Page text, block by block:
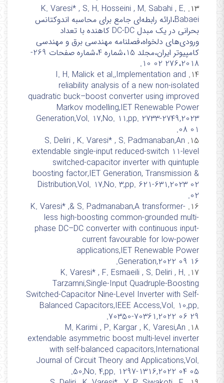
۱۳. K. Varesi* , S. H. Hosseini , M. Sabahi , E.
Babaei،ارائه رابطه‌ای جامع برای محاسبه اندوکتانس
بحرانی در یک مبدل DC-DC کاهنده با تعداد
ورودی‌های دلخواه،فصلنامه مهندسی برق و مهندسی
کامپيوتر ايران،مجلد 15،شماره 4،شماره صفحات 269-
276،2018 02 10.
14.
I. H. Malick et al.,Implementation and
reliability analysis of a new non-isolated
quadratic buck–boost converter using improved
Markov modelling,IET Renewable Power
Generation,Vol. 17,No. 11,pp. 2733-2749,2023
08 01.
15.
S. Deliri , K. Varesi* , S. Padmanaban,An
extendable single-input reduced-switch 11-level
switched-capacitor inverter with quintuple
boosting factor,IET Generation, Transmission &
Distribution,Vol. 17,No. 3,pp. 621-631,2023 02
02.
16.
K. Varesi* ,& S. Padmanaban,A transformer-
less high-boosting common-grounded multi-
phase DC–DC converter with continuous input-
current favourable for low-power
applications,IET Renewable Power
Generation,2022 09 16.
17.
K. Varesi* , F. Esmaeili , S. Deliri , H.
Tarzamni,Single-Input Quadruple-Boosting
Switched-Capacitor Nine-Level Inverter with Self-
Balanced Capacitors,IEEE Access,Vol. 10,pp.
70350-70361,2022 06 29.
18.
M. Karimi , P. Kargar , K. Varesi,An
extendable asymmetric boost multi-level inverter
with self-balanced capacitors,International
Journal of Circuit Theory and Applications,Vol.
50,No. 4,pp. 1297-1316,2022 04 05.